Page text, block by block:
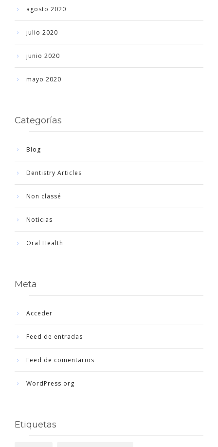
agosto 2020
julio 2020
junio 2020
mayo 2020
Categorías
Blog
Dentistry Articles
Non classé
Noticias
Oral Health
Meta
Acceder
Feed de entradas
Feed de comentarios
WordPress.org
Etiquetas